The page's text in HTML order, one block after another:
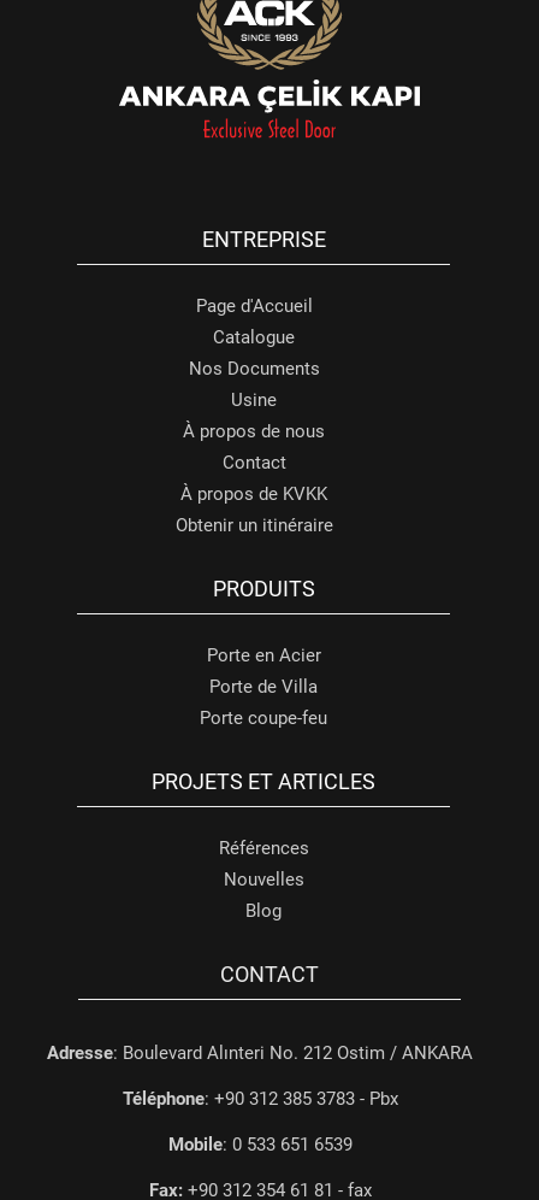
ENTREPRISE
Page d'Accueil
Catalogue
Nos Documents
Usine
À propos de nous
Contact
À propos de KVKK
Obtenir un itinéraire
PRODUITS
Porte en Acier
Porte de Villa
Porte coupe-feu
PROJETS ET ARTICLES
Références
Nouvelles
Blog
CONTACT
Adresse: Boulevard Alınteri No. 212 Ostim / ANKARA
Téléphone: +90 312 385 3783 - Pbx
Mobile: 0 533 651 6539
Fax:+90 312 354 61 81 - fax